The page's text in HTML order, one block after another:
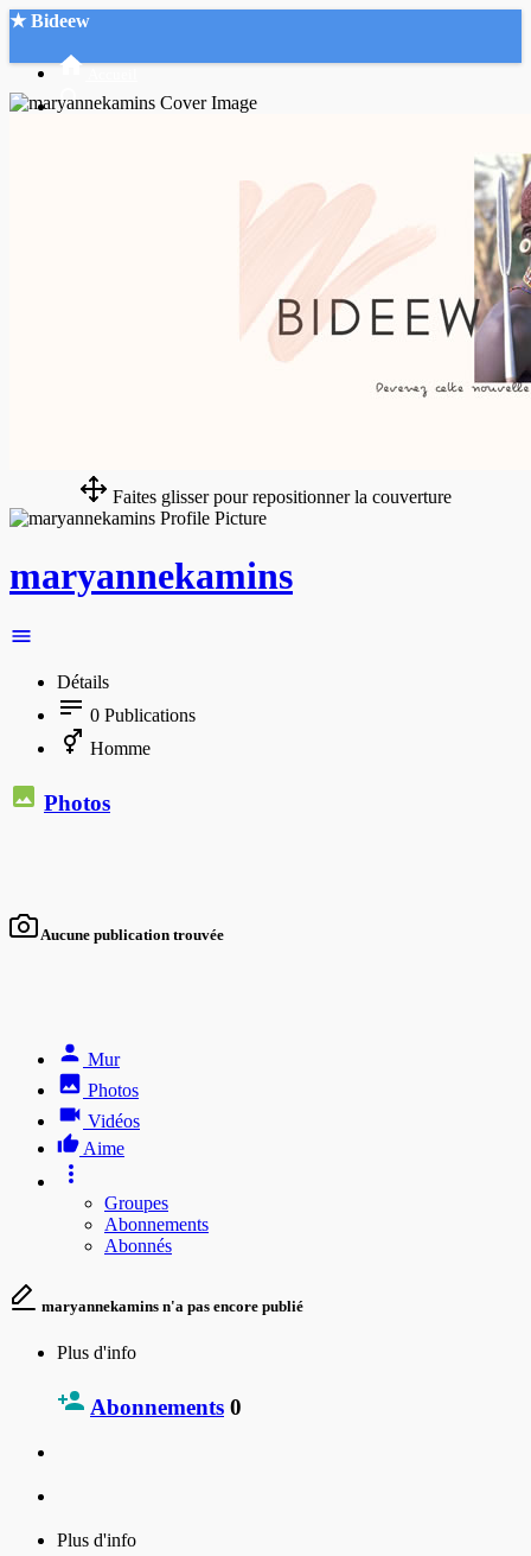
★ Bideew
Faites glisser pour repositionner la couverture
maryannekamins
Détails
0 Publications
Homme
Photos
Aucune publication trouvée
Mur
Photos
Vidéos
Aime
Groupes
Abonnements
Abonnés
maryannekamins n'a pas encore publié
Plus d'info
Abonnements 0
Plus d'info